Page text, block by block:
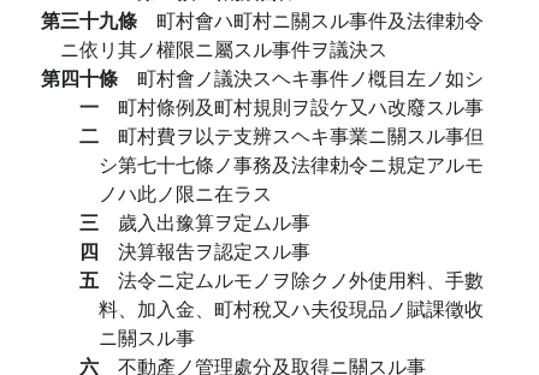
第三十九條 町村會ハ町村ニ關スル事件及法律勅令
ニ依リ其ノ權限ニ屬スル事件ヲ議決ス
第四十條 町村會ノ議決スヘキ事件ノ槪目左ノ如シ
一 町村條例及町村規則ヲ設ケ又ハ改廢スル事
二 町村費ヲ以テ支辨スヘキ事業ニ關スル事但
シ第七十七條ノ事務及法律勅令ニ規定アルモ
ノハ此ノ限ニ在ラス
三 歲入出豫算ヲ定ムル事
四 決算報吿ヲ認定スル事
五 法令ニ定ムルモノヲ除クノ外使用料、手數
料、加入金、町村稅又ハ夫役現品ノ賦課徵收
ニ關スル事
六 不動產ノ管理處分及取得ニ關スル事